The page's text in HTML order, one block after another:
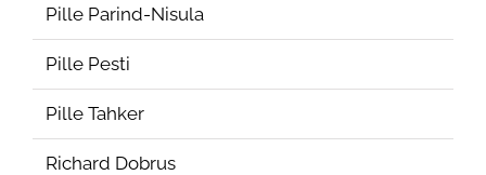
Pille Parind-Nisula
Pille Pesti
Pille Tahker
Richard Dobrus